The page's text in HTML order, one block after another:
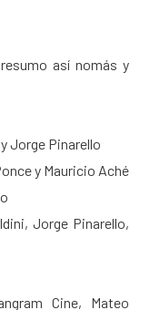
así nomás y
Jorge Pinarello
y Mauricio Aché
Jorge Pinarello,
Cine, Mateo